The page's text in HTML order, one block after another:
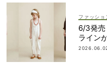
ファッショ
6/3発売
ライン
おすす